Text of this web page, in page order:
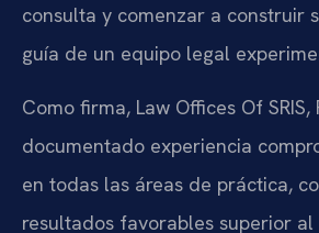
consulta y comenzar a construir
guía de un equipo legal
Como firma, Law Offices Of SRIS,
documentado experiencia
en todas las áreas de práctica,
resultados favorables superior al